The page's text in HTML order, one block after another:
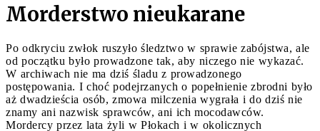
Morderstwo nieukarane
Po odkryciu zwłok ruszyło śledztwo w sprawie zabójstwa, ale
od początku było prowadzone tak, aby niczego nie wykazać.
W archiwach nie ma dziś śladu z prowadzonego
postępowania. I choć podejrzanych o popełnienie zbrodni było
aż dwadzieścia osób, zmowa milczenia wygrała i do dziś nie
znamy ani nazwisk sprawców, ani ich mocodawców.
Mordercy przez lata żyli w Płokach i w okolicznych